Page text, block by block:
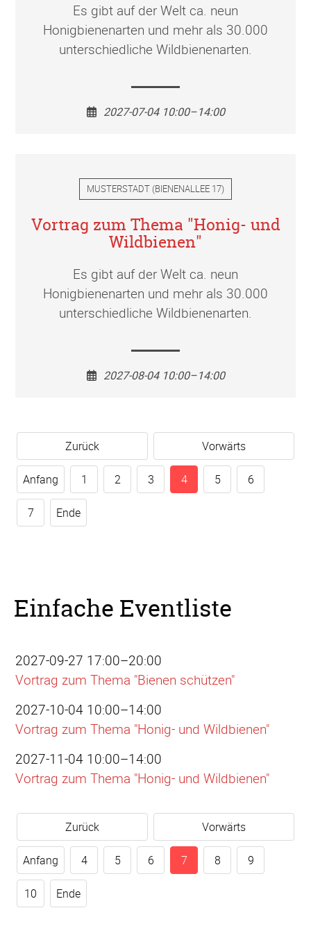
Es gibt auf der Welt ca. neun
Honigbienenarten und mehr als 30.000
unterschiedliche Wildbienenarten.
2027-07-04 10:00–14:00
MUSTERSTADT (BIENENALLEE 17)
Vortrag zum Thema "Honig- und
Wildbienen"
Es gibt auf der Welt ca. neun
Honigbienenarten und mehr als 30.000
unterschiedliche Wildbienenarten.
2027-08-04 10:00–14:00
Zurück Vorwärts
Anfang 1 2 3 4 5 6
7 Ende
Einfache Eventliste
2027-09-27 17:00–20:00
Vortrag zum Thema "Bienen schützen"
2027-10-04 10:00–14:00
Vortrag zum Thema "Honig- und Wildbienen"
2027-11-04 10:00–14:00
Vortrag zum Thema "Honig- und Wildbienen"
Zurück Vorwärts
Anfang 4 5 6 7 8 9
10 Ende